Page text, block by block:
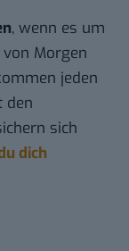
, wenn es um
von Morgen
jeden
den
sich
dich